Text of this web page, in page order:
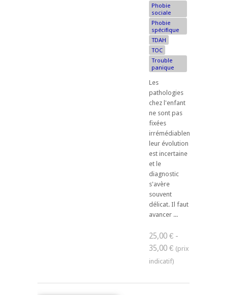
Phobie
sociale
Phobie
spécifique
TDAH
TOC
Trouble
panique
Les
pathologies
chez l'enfant
ne sont pas
fixées
irrémédiablement,
leur évolution
est incertaine
et le
diagnostic
s'avère
souvent
délicat. Il faut
avancer ...
25,00 € -
35,00 €